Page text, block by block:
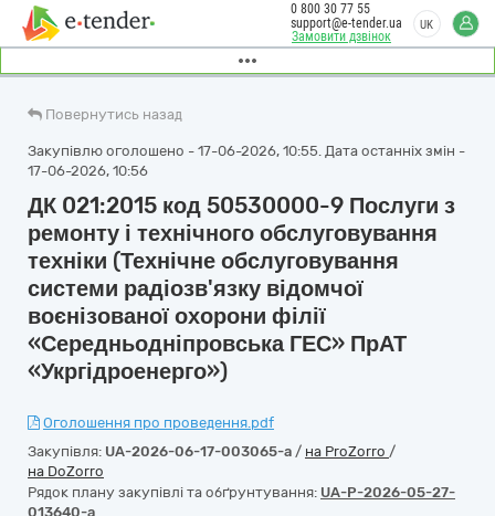
Замовити дзвінок
0 800 30 77 55
support@e-tender.ua
UK
Повернутись назад
Закупівлю оголошено - 17-06-2026, 10:55. Дата останніх змін -
17-06-2026, 10:56
ДК 021:2015 код 50530000-9 Послуги з
ремонту і технічного обслуговування
техніки (Технічне обслуговування
системи радіозв'язку відомчої
воєнізованої охорони філії
«Середньодніпровська ГЕС» ПрАТ
«Укргідроенерго»)
Оголошення про проведення.pdf
Закупівля: UA-2026-06-17-003065-a / на ProZorro /
на DoZorro
Рядок плану закупівлі та обґрунтування: UA-P-2026-05-27-
013640-a